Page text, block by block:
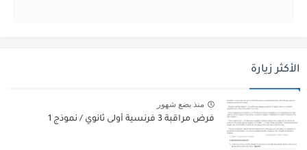
الأكثر زيارة
منذ بضع شهور
فرض مراقبة 3 فرنسية أولى ثانوي / نموذج 1